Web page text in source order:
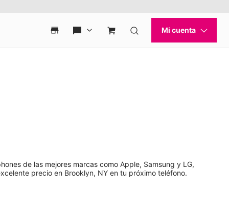
de las mejores marcas como Apple, Samsung y LG,
precio en Brooklyn, NY en tu próximo teléfono.